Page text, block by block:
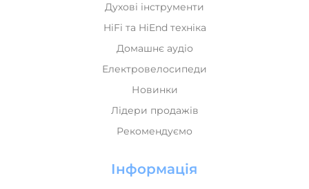
Домашнє аудіо
Електровелосипеди
Новинки
Лідери продажів
Рекомендуємо
Інформація
Обмін та повернення